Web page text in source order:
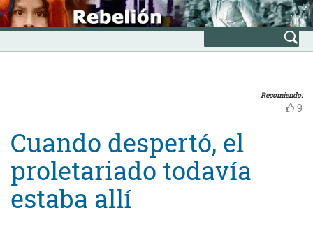
Skip
to
content
INICIO
Avanzada
Recomiendo:
9
Cuando despertó, el
proletariado todavía
estaba allí